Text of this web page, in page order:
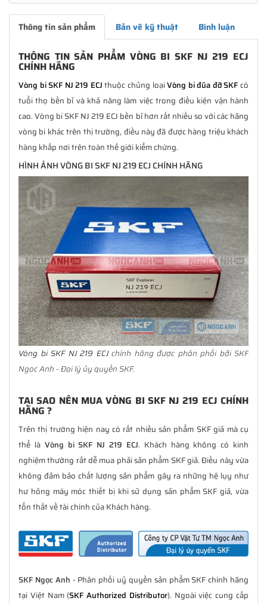
Thông tin sản phẩm Bản vẽ kỹ thuật Bình luận
THÔNG TIN SẢN PHẨM VÒNG BI SKF NJ 219 ECJ
CHÍNH HÃNG
Vòng bi SKF NJ 219 ECJthuộc chủng loạiVòng bi đũa đỡ SKFcó
tuổi thọ bền bỉ và khả năng làm việc trong điều kiện vận hành
cao. Vòng bi SKF NJ 219 ECJ bền bỉ hơn rất nhiều so với các hãng
vòng bi khác trên thị trường, điều này đã được hàng triệu khách
hàng khắp nơi trên toàn thế giới kiểm chứng.
HÌNH ẢNH VÒNG BI SKF NJ 219 ECJ CHÍNH HÃNG
Vòng bi SKF NJ 219 ECJchính hãng được phân phối bởi SKF
Ngọc Anh - Đại lý ủy quyền SKF.
TẠI SAO NÊN MUA VÒNG BI SKF NJ 219 ECJ CHÍNH
HÃNG ?
Trên thị trường hiện nay có rất nhiều sản phẩm SKF giả mà cụ
thể là Vòng bi SKF NJ 219 ECJ. Khách hàng không có kinh
nghiệm thường rất dễ mua phải sản phẩm SKF giả. Điều này vừa
không đảm bảo chất lượng sản phẩm gây ra những hệ lụy như
hư hỏng máy móc thiết bị khi sử dụng sản phẩm SKF giả, vừa
tổn thất về tài chính của Khách hàng.
SKF Ngọc Anh - Phân phối uỷ quyền sản phẩm SKF chính hãng
tại Việt Nam (SKF Authorized Distributor). Ngoài việc cung cấp